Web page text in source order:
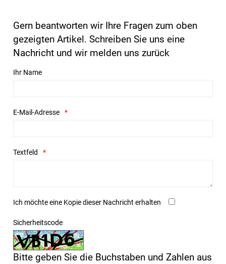
Gern beantworten wir Ihre Fragen zum oben
gezeigten Artikel. Schreiben Sie uns eine
Nachricht und wir melden uns zurück
Ihr Name
E-Mail-Adresse
Textfeld
Ich möchte eine Kopie dieser Nachricht erhalten
Sicherheitscode
Bitte geben Sie die Buchstaben und Zahlen aus